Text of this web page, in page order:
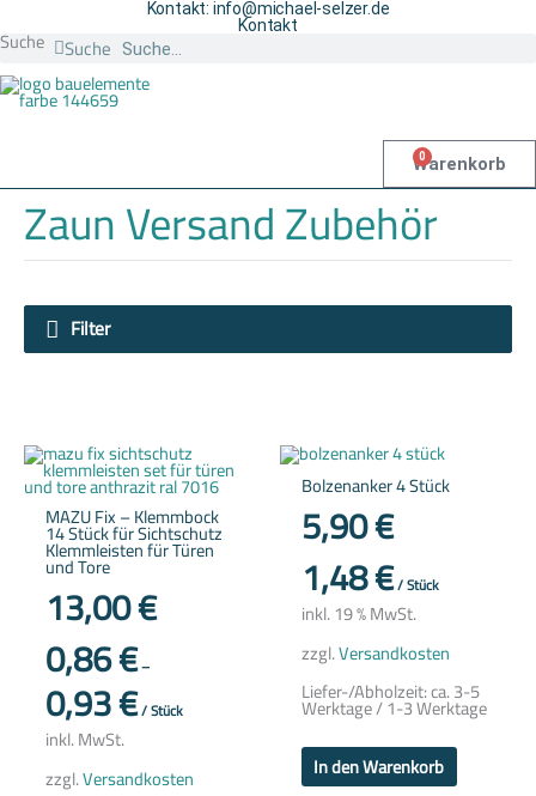
springen
Kontakt: info@michael-selzer.de
Kontakt
Suche Suche
0
Warenkorb
Zaun Versand Zubehör
Filter
MAZU Fix – Klemmbock
14 Stück für Sichtschutz
Klemmleisten für Türen
und Tore
13,00€
0,86€–
0,93€/Stück
inkl. MwSt.
zzgl.Versandkosten
Produkt
weist
mehrere
Varianten
auf.
Bolzenanker 4 Stück
5,90€
1,48€/Stück
inkl. 19 % MwSt.
zzgl.Versandkosten
Liefer-/Abholzeit:ca. 3-5
Werktage / 1-3 Werktage
In den Warenkorb